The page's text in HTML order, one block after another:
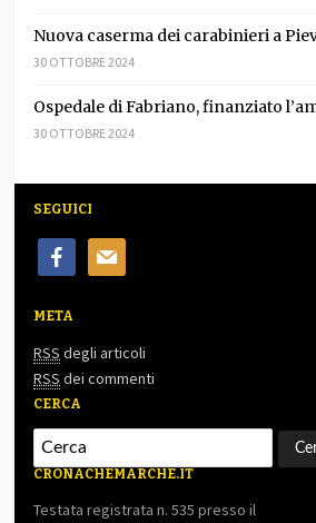
Nuova caserma dei carabinieri a
30 OTTOBRE 2024
Ospedale di Fabriano, finanziato
30 OTTOBRE 2024
SEGUICI
facebookmail
META
RSS degli articoli
RSS dei commenti
CERCA
CRONACHEMARCHE.IT
Testata registrata n. 535 presso il